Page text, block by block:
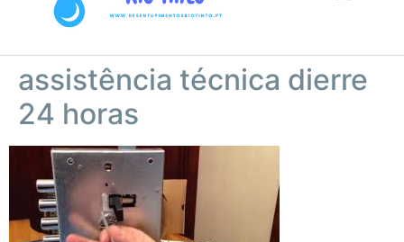
assistência técnica dierre
24 horas